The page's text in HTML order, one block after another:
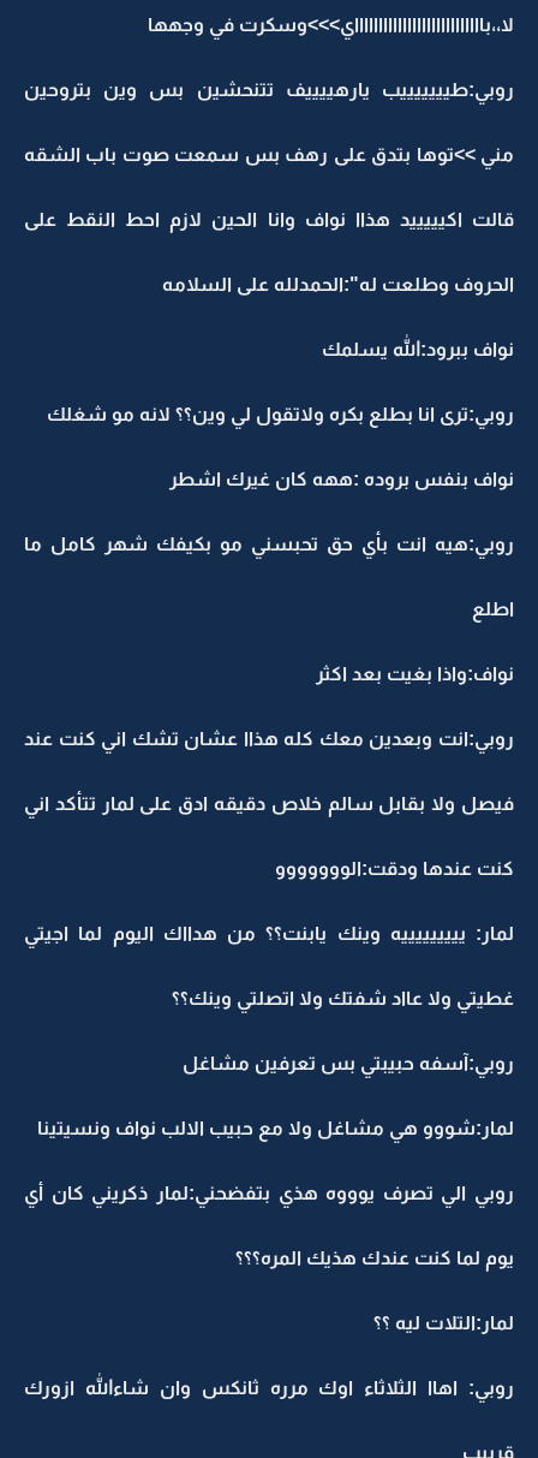
لا،،باااااااااااااااااااااااااااي>>>وسكرت في وجهها
روبي:طيييييييب يارهييييف تتنحشين بس وين بتروحين
مني >>توها بتدق على رهف بس سمعت صوت باب الشقه
قالت اكيييييد هذاا نواف وانا الحين لازم احط النقط على
الحروف وطلعت له":الحمدلله على السلامه
نواف ببرود:الله يسلمك
روبي:ترى انا بطلع بكره ولاتقول لي وين؟؟ لانه مو شغلك
نواف بنفس بروده :ههه كان غيرك اشطر
روبي:هيه انت بأي حق تحبسني مو بكيفك شهر كامل ما
اطلع
نواف:واذا بغيت بعد اكثر
روبي:انت وبعدين معك كله هذاا عشان تشك اني كنت عند
فيصل ولا بقابل سالم خلاص دقيقه ادق على لمار تتأكد اني
كنت عندها ودقت:الووووووو
لمار: يييييييييه وينك يابنت؟؟ من هدااك اليوم لما اجيتي
غطيتي ولا عااد شفتك ولا اتصلتي وينك؟؟
روبي:آسفه حبيبتي بس تعرفين مشاغل
لمار:شووو هي مشاغل ولا مع حبيب الالب نواف ونسيتينا
روبي الي تصرف يوووه هذي بتفضحني:لمار ذكريني كان أي
يوم لما كنت عندك هذيك المره؟؟؟
لمار:التلات ليه ؟؟
روبي: اهاا الثلاثاء اوك مرره ثانكس وان شاءالله ازورك
قرييب